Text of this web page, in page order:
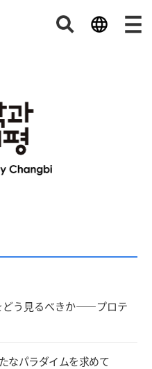
どう見るべきか――プロテ
なパラダイムを求めて